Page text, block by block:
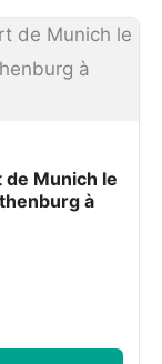
de Munich le
à